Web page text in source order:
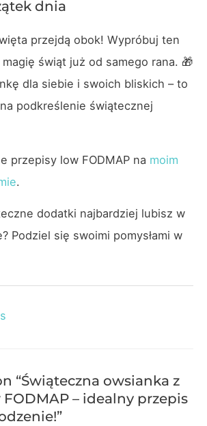
dnia
przejdą obok! Wypróbuj ten
świąt już od samego rana. 🎁
dla siebie i swoich bliskich – to
podkreślenie świątecznej
przepisy low FODMAP na moim
.
dodatki najbardziej lubisz w
Podziel się swoimi pomysłami w
“Świąteczna owsianka z
– idealny przepis